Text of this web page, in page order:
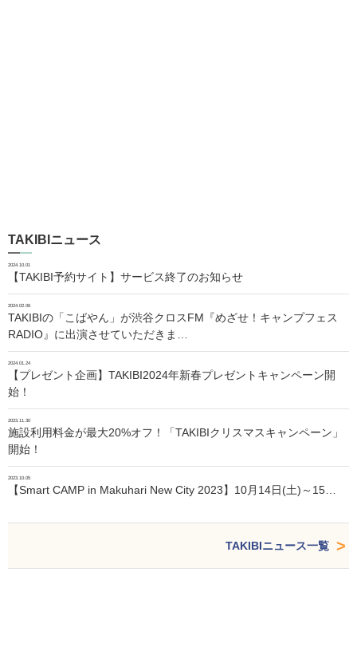
TAKIBIニュース
2024.10.01
【TAKIBI予約サイト】サービス終了のお知らせ
2024.02.06
TAKIBIの「こばやん」が渋谷クロスFM『めざせ！キャンプフェス
RADIO』に出演させていただきま…
2024.01.24
【プレゼント企画】TAKIBI2024年新春プレゼントキャンペーン開
始！
2023.11.30
施設利用料金が最大20%オフ！「TAKIBIクリスマスキャンペーン」
開始！
2023.10.05
【Smart CAMP in Makuhari New City 2023】10月14日(土)～15…
TAKIBIニュース一覧